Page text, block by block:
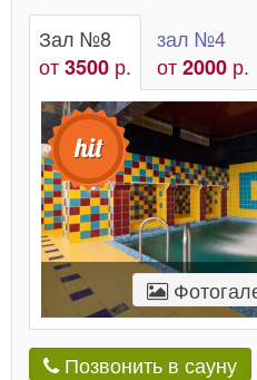
Зал №8
от3500 р.
зал №4
от2000 р.
Позвонить в сауну